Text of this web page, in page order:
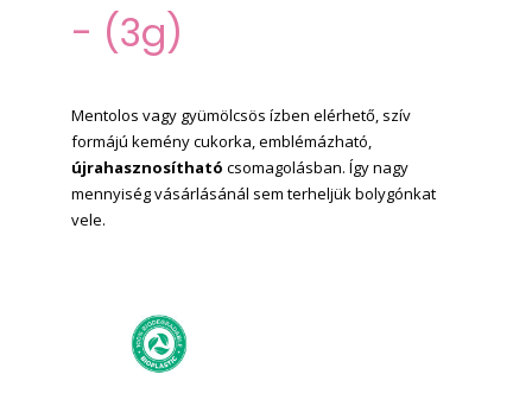
- (3g)
Mentolos vagy gyümölcsös ízben elérhető, szív
formájú kemény cukorka,emblémázható,
újrahasznosítható csomagolásban. Így nagy
mennyiség vásárlásánál sem terheljük bolygónkat
vele.